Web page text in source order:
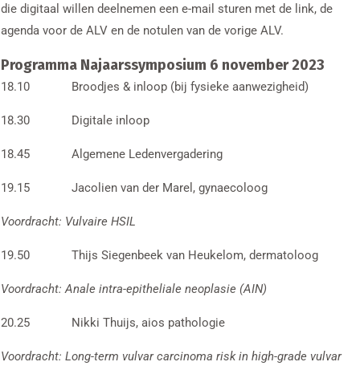
die digitaal willen deelnemen een e-mail sturen met de link, de
agenda voor de ALV en de notulen van de vorige ALV.
Programma Najaarssymposium 6 november 2023
18.10 Broodjes & inloop (bij fysieke aanwezigheid)
18.30 Digitale inloop
18.45 Algemene Ledenvergadering
19.15 Jacolien van der Marel, gynaecoloog
Voordracht: Vulvaire HSIL
19.50 Thijs Siegenbeek van Heukelom, dermatoloog
Voordracht: Anale intra-epitheliale neoplasie (AIN)
20.25 Nikki Thuijs, aios pathologie
Voordracht: Long-term vulvar carcinoma risk in high-grade vulvar